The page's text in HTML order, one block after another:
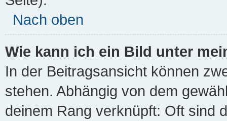
Nach oben
Wie kann ich ein Bild unter
In der Beitragsansicht können
stehen. Abhängig von dem
deinem Rang verknüpft: Oft sind